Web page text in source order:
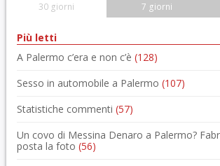
30 giorni 7 giorni
Più letti
A Palermo c’era e non c’è (128)
Sesso in automobile a Palermo (107)
Statistiche commenti (57)
Un covo di Messina Denaro a Palermo?
posta la foto (56)